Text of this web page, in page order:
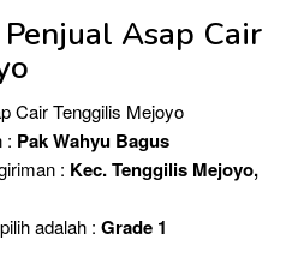
Asap Cair
Cair Tenggilis Mejoyo
: Pak Wahyu Bagus
: Kec. Tenggilis Mejoyo,
adalah : Grade 1